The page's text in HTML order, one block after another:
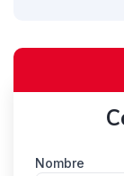
Nombre